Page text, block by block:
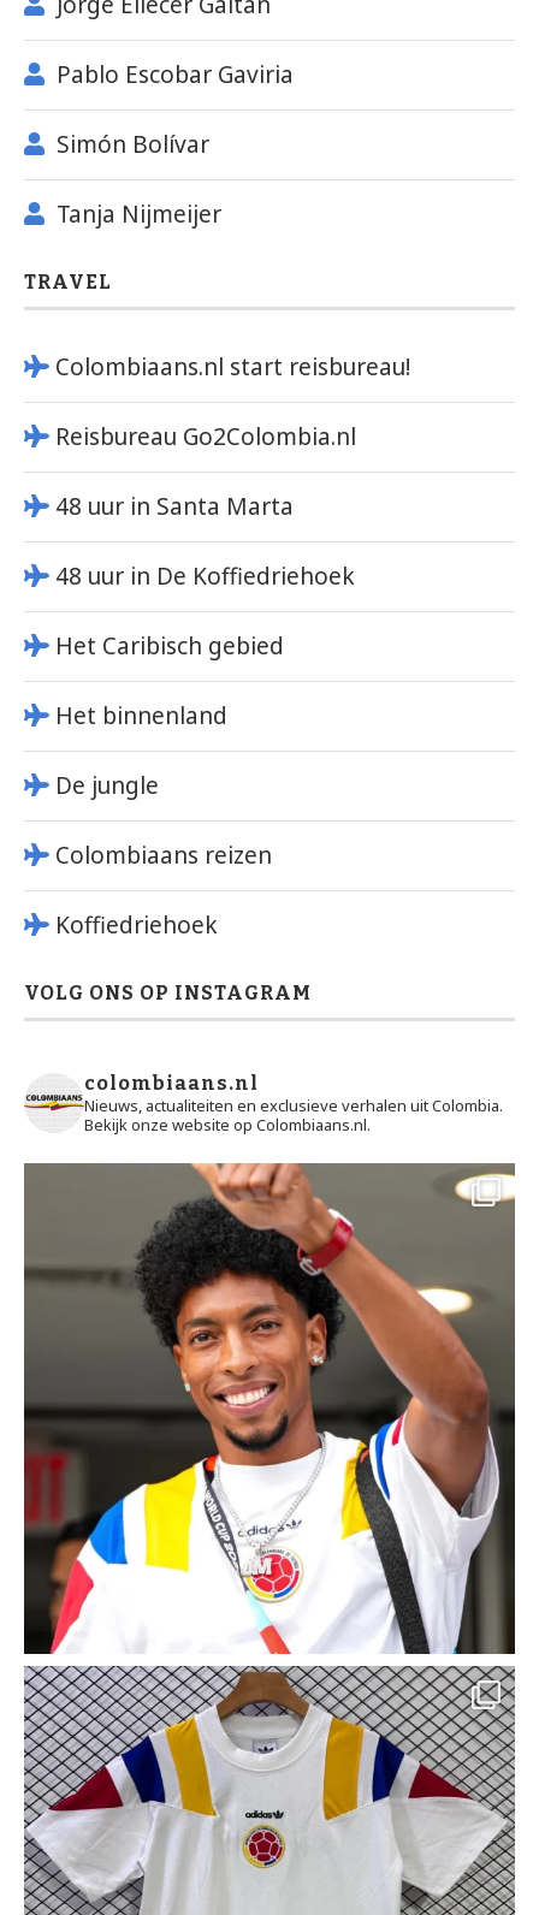
Pablo Escobar Gaviria
Simón Bolívar
Tanja Nijmeijer
TRAVEL
Colombiaans.nl start reisbureau!
Reisbureau Go2Colombia.nl
48 uur in Santa Marta
48 uur in De Koffiedriehoek
Het Caribisch gebied
Het binnenland
De jungle
Colombiaans reizen
Koffiedriehoek
VOLG ONS OP INSTAGRAM
colombiaans.nl
Nieuws, actualiteiten en exclusieve verhalen uit Colombia.
Bekijk onze website op Colombiaans.nl.